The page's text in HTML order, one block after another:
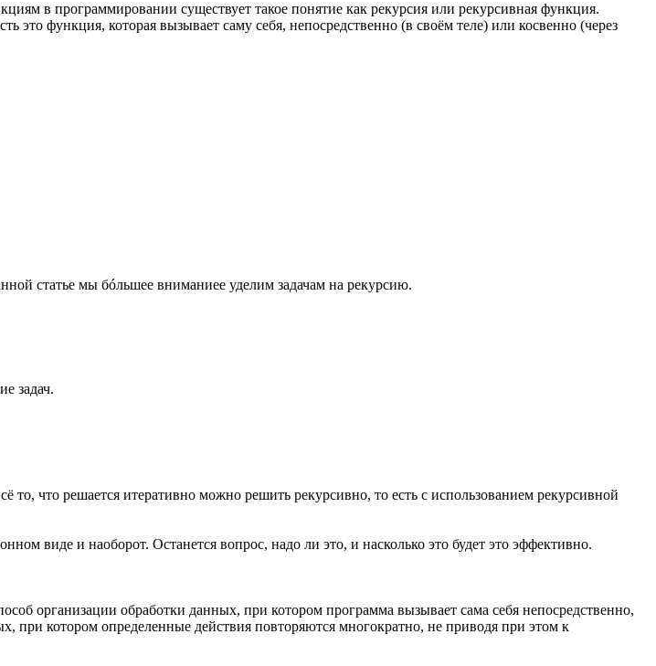
в программировании существует такое понятие как рекурсия или рекурсивная функция.
это функция, которая вызывает саму себя, непосредственно (в своём теле) или косвенно (через
статье мы бóльшее вниманиее уделим задачам на рекурсию.
задач.
то, что решается итеративно можно решить рекурсивно, то есть с использованием рекурсивной
виде и наоборот. Останется вопрос, надо ли это, и насколько это будет это эффективно.
организации обработки данных, при котором программа вызывает сама себя непосредственно,
котором определенные действия повторяются многократно, не приводя при этом к